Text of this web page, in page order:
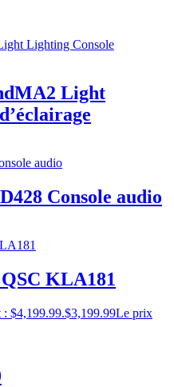
Light
Console audio
QSC KLA181
$4,199.99.$3,199.99Le prix